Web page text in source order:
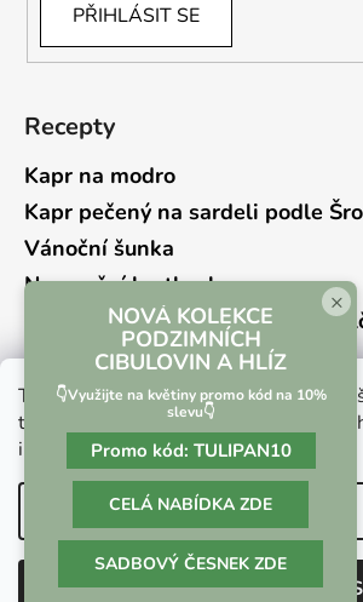
Tento web používá soubory cookie.
tohoto webu vyjadřujete souhlas s
informacízde.
Nastavení
Odmítnout
PŘIHLÁSIT SE
Recepty
Kapr na modro
Kapr pečený na sardeli podle
Vánoční šunka
Novoroční hrstkovka
Lehký bramborový salát s
kyselou okurkou
Vrácení zboží a reklamace
Vytvořil Shoptet
Copyright 2026Culina Botanica
×
NOVÁ KOLEKCE
PODZIMNÍCH
CIBULOVIN A HLÍZ
👇Využijte na květiny promo kód na 10%
slevu👇
Promo kód: TULIPAN10
CELÁ NABÍDKA ZDE
SADBOVÝ ČESNEK ZDE